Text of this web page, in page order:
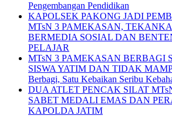
Pengembangan Pendidikan
KAPOLSEK PAKONG JADI
MTsN 3 PAMEKASAN,
BERMEDIA SOSIAL DAN
PELAJAR
MTsN 3 PAMEKASAN BERBAGI
SISWA YATIM DAN TIDAK
Berbagi, Satu Kebaikan Seribu
DUA ATLET PENCAK SILAT
SABET MEDALI EMAS DAN
KAPOLDA JATIM